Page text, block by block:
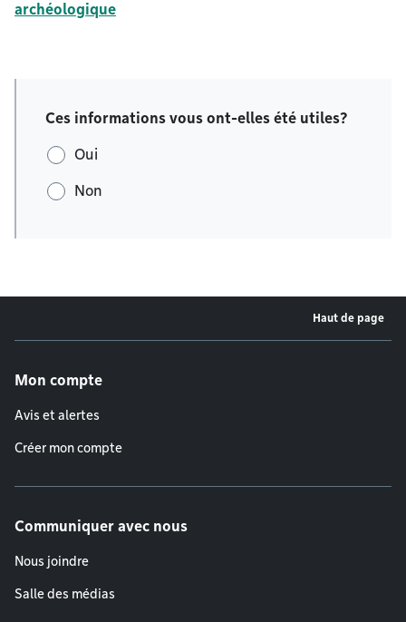
archéologique
Ces informations vous ont-elles été utiles?
Oui
Non
Haut de page
Mon compte
Avis et alertes
Créer mon compte
Communiquer avec nous
Nous joindre
Salle des médias